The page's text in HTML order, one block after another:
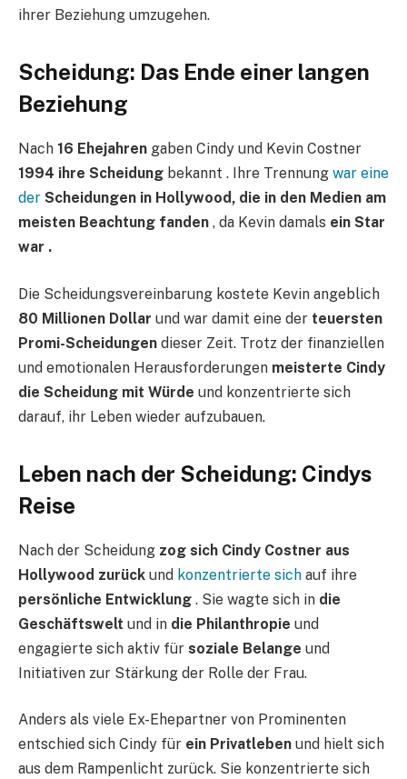
ihrer Beziehung umzugehen.
Scheidung: Das Ende einer langen
Beziehung
Nach 16 Ehejahren gaben Cindy und Kevin Costner
1994 ihre Scheidung bekannt . Ihre Trennung war eine
der Scheidungen in Hollywood, die in den Medien am
meisten Beachtung fanden , da Kevin damals ein Star
war .
Die Scheidungsvereinbarung kostete Kevin angeblich
80 Millionen Dollar und war damit eine der teuersten
Promi-Scheidungen dieser Zeit. Trotz der finanziellen
und emotionalen Herausforderungen meisterte Cindy
die Scheidung mit Würde und konzentrierte sich
darauf, ihr Leben wieder aufzubauen.
Leben nach der Scheidung: Cindys
Reise
Nach der Scheidung zog sich Cindy Costner aus
Hollywood zurück und konzentrierte sich auf ihre
persönliche Entwicklung . Sie wagte sich in die
Geschäftswelt und in die Philanthropie und
engagierte sich aktiv für soziale Belange und
Initiativen zur Stärkung der Rolle der Frau.
Anders als viele Ex-Ehepartner von Prominenten
entschied sich Cindy für ein Privatleben und hielt sich
aus dem Rampenlicht zurück. Sie konzentrierte sich